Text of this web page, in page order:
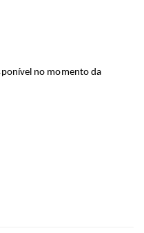
no momento da